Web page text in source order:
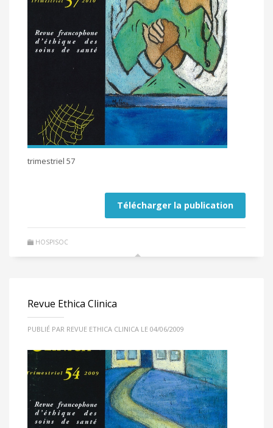
trimestriel 57
Télécharger la publication
HOSPISOC
Revue Ethica Clinica
PUBLIÉ PAR REVUE ETHICA CLINICA LE 04/06/2009